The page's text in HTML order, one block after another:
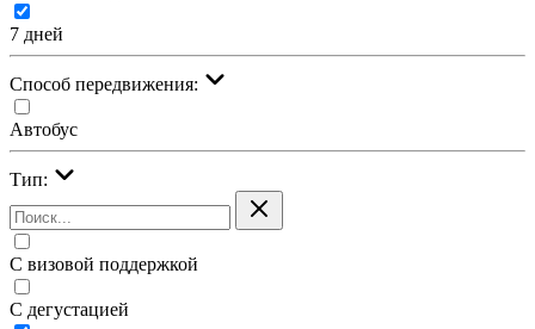
7 дней
Cпособ передвижения:
Автобус
Тип:
С визовой поддержкой
С дегустацией